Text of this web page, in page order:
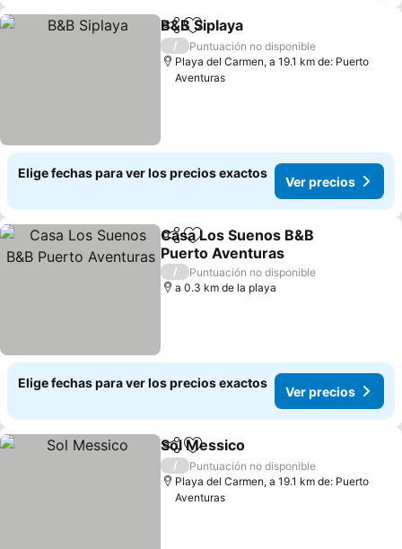
CompartirAgregar a favoritos
B&B Siplaya
/
Puntuación no disponible
Playa del Carmen, a 19.1 km de: Puerto
Aventuras
Elige fechas para ver los precios exactos
Ver precios
CompartirAgregar a favoritos
Casa Los Suenos B&B
Puerto Aventuras
Ver precios
/
Puntuación no disponible
a 0.3 km de la playa
Elige fechas para ver los precios exactos
Ver precios
CompartirAgregar a favoritos
Sol Messico
/
Puntuación no disponible
Playa del Carmen, a 19.1 km de: Puerto
Aventuras